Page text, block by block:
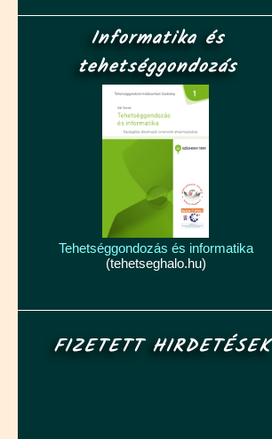
Informatika és
tehetséggondozás
Tehetséggondozás és informatika
(tehetseghalo.hu)
FIZETETT HIRDETÉSEK